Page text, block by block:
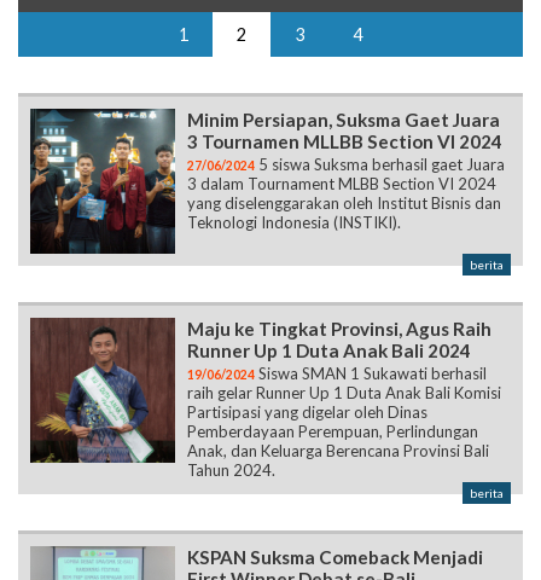
1 2 3 4
Minim Persiapan, Suksma Gaet Juara
3 Tournamen MLLBB Section VI 2024
27/06/2024 5 siswa Suksma berhasil gaet Juara
3 dalam Tournament MLBB Section VI 2024
yang diselenggarakan oleh Institut Bisnis dan
Teknologi Indonesia (INSTIKI).
berita
Maju ke Tingkat Provinsi, Agus Raih
Runner Up 1 Duta Anak Bali 2024
19/06/2024 Siswa SMAN 1 Sukawati berhasil
raih gelar Runner Up 1 Duta Anak Bali Komisi
Partisipasi yang digelar oleh Dinas
Pemberdayaan Perempuan, Perlindungan
Anak, dan Keluarga Berencana Provinsi Bali
Tahun 2024.
berita
KSPAN Suksma Comeback Menjadi